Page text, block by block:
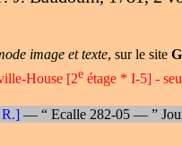
image et texte, sur le site
House [2eétage * I-5] -
— “Ecalle 282-05 — ”